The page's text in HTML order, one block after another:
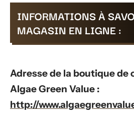
INFORMATIONS À
MAGASIN EN LIGNE :
Adresse de la boutique de
Algae Green Value :
http://